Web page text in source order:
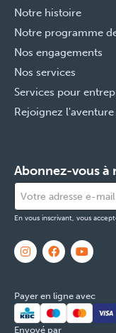
Notre histoire
Notre programme
Nos engagements
Nos services
Services pour
Rejoignez l'aventure
Abonnez-vous
En vous inscrivant, vous
Payer en ligne avec
Envoyé par